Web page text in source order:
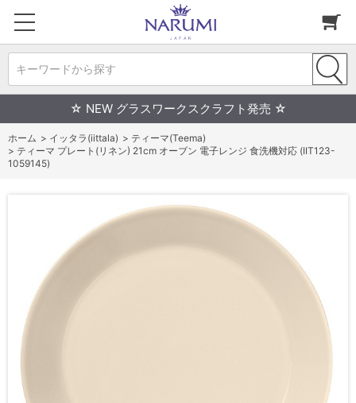
キーワードから探す
☆ NEW グラスワークスクラフト発売 ☆
ホーム > イッタラ(iittala) > ティーマ(Teema)
> ティーマ プレート(リネン) 21cm オーブン 電子レンジ 食洗機対応 (IIT123-
1059145)